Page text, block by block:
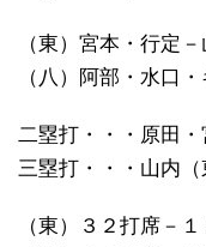
（東）宮本・行定
（八）阿部・水口
二塁打・・・原田・
三塁打・・・山内（
（東）３２打席－